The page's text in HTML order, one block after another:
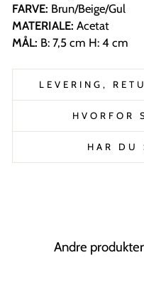
FARVE: Brun/Beige/Gul
MATERIALE: Acetat
MÅL: B: 7,5 cm H: 4 cm
LEVERING,
HVORFOR
HAR DU
Andre